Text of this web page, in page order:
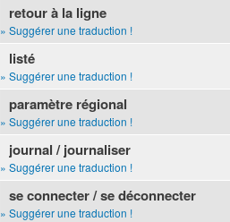
retour à la ligne
» Suggérer une traduction !
listé
» Suggérer une traduction !
paramètre régional
» Suggérer une traduction !
journal / journaliser
» Suggérer une traduction !
se connecter / se déconnecter
» Suggérer une traduction !